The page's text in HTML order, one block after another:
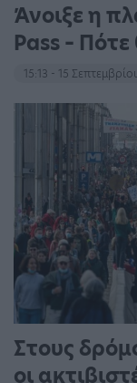
Άνοιξε η
Pass –
15:13 - 15
Στους
οι